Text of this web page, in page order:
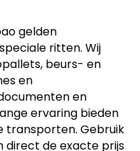
gelden
ritten. Wij
beurs- en
en
en
ervaring bieden
transporten. Gebruik
direct de exacte prijs